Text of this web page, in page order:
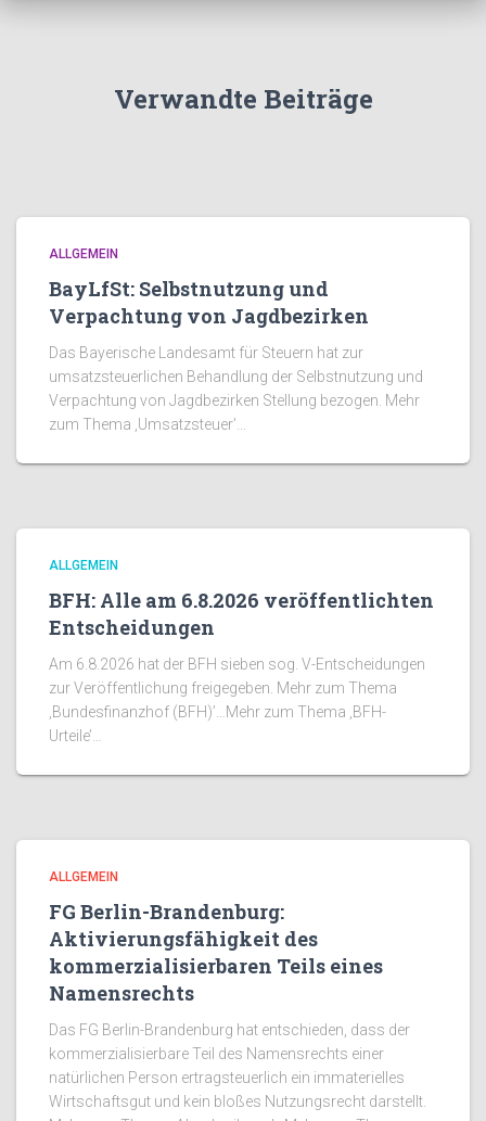
Verwandte Beiträge
ALLGEMEIN
BayLfSt: Selbstnutzung und
Verpachtung von Jagdbezirken
Das Bayerische Landesamt für Steuern hat zur
umsatzsteuerlichen Behandlung der Selbstnutzung und
Verpachtung von Jagdbezirken Stellung bezogen. Mehr
zum Thema ‚Umsatzsteuer’…
ALLGEMEIN
BFH: Alle am 6.8.2026 veröffentlichten
Entscheidungen
Am 6.8.2026 hat der BFH sieben sog. V-Entscheidungen
zur Veröffentlichung freigegeben. Mehr zum Thema
‚Bundesfinanzhof (BFH)’…Mehr zum Thema ‚BFH-
Urteile’…
ALLGEMEIN
FG Berlin-Brandenburg:
Aktivierungsfähigkeit des
kommerzialisierbaren Teils eines
Namensrechts
Das FG Berlin-Brandenburg hat entschieden, dass der
kommerzialisierbare Teil des Namensrechts einer
natürlichen Person ertragsteuerlich ein immaterielles
Wirtschaftsgut und kein bloßes Nutzungsrecht darstellt.